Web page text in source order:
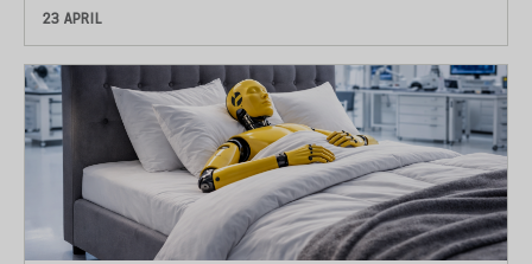
Batteri: (30%)
Ljudvolym: (10%)
23 APRIL